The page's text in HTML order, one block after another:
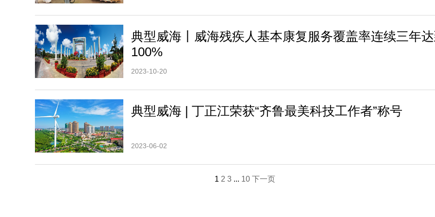
典型威海丨威海残疾人基本康复服务覆盖率连续三年
100%
2023-10-20
典型威海 | 丁正江荣获“齐鲁最美科技工作者”称号
2023-06-02
1 2 3 ... 10 下一页